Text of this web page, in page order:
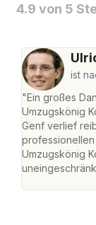
4.9 von 5
ist
"Ein großes
Umzugskönig
Genf verlief
professionellen
Umzugskönig